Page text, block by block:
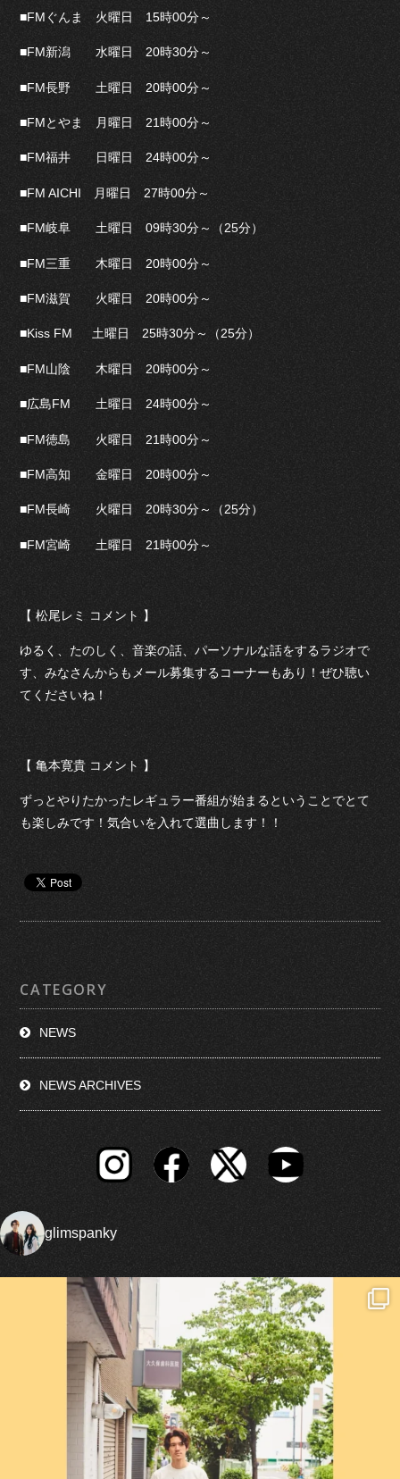
■FMぐんま 火曜日 15時00分～
■FM新潟 水曜日 20時30分～
■FM長野 土曜日 20時00分～
■FMとやま 月曜日 21時00分～
■FM福井 日曜日 24時00分～
■FM AICHI 月曜日 27時00分～
■FM岐阜 土曜日 09時30分～（25分）
■FM三重 木曜日 20時00分～
■FM滋賀 火曜日 20時00分～
■Kiss FM 土曜日 25時30分～（25分）
■FM山陰 木曜日 20時00分～
■広島FM 土曜日 24時00分～
■FM徳島 火曜日 21時00分～
■FM高知 金曜日 20時00分～
■FM長崎 火曜日 20時30分～（25分）
■FM宮崎 土曜日 21時00分～
【 松尾レミ コメント 】
ゆるく、たのしく、音楽の話、パーソナルな話をするラジオで
す、みなさんからもメール募集するコーナーもあり！ぜひ聴い
てくださいね！
【 亀本寛貴 コメント 】
ずっとやりたかったレギュラー番組が始まるということでとて
も楽しみです！気合いを入れて選曲します！！
CATEGORY
NEWS
NEWS ARCHIVES
glimspanky